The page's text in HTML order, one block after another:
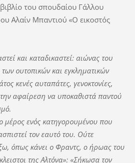
του σπουδαίου Γάλλου
Αλαίν Μπαντιού «Ο εικοστός
και καταδικαστεί: αιώνας του
ουτοπικών και εγκληματικών
κενές αυταπάτες, γενοκτονίες,
αφαίρεση να υποκαθιστά παντού
ενός κατηγορουμένου που
τον εαυτό του. Ούτε
όπως κάνει ο Φραντς, ο ήρωας του
της Αλτόνα»: «Σήκωσα τον